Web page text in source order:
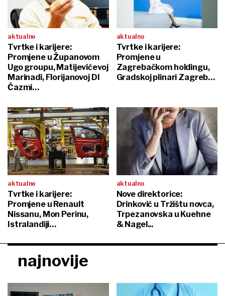
aktualno
Tvrtke i karijere:
Promjene u Županovom
Ugo groupu, Matijevićevoj
Marinadi, Florijanovoj DI
Čazmi…
aktualno
Tvrtke i karijere:
Promjene u
Zagrebačkom holdingu,
Gradskoj plinari Zagreb…
aktualno
Tvrtke i karijere:
Promjene u Renault
Nissanu, Mon Perinu,
Istralandiji…
aktualno
Nove direktorice:
Drinković u Tržištu novca,
Trpezanovska u Kuehne
& Nagel...
najnovije